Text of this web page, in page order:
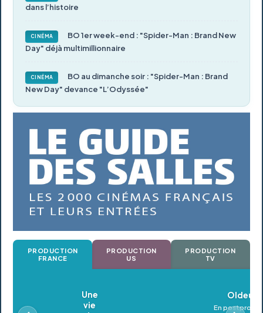
dans l’histoire
CINÉMA
BO 1er week-end : "Spider-Man : Brand New
Day" déjà multimillionnaire
CINÉMA
BO au dimanche soir : "Spider-Man : Brand
New Day" devance "L’Odyssée"
PRODUCTION
FRANCE
PRODUCTION
US
PRODUCTION
TV
Oldeupe
En postproduction